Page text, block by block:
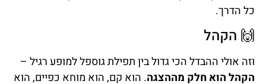
כל הדרך.
🙌 הקהל
וזה אולי ההבדל הכי גדול בין תפילת גוספל למופע רגיל –
הקהל הוא חלק מההצגה. הוא קם, הוא מוחא כפיים, הוא